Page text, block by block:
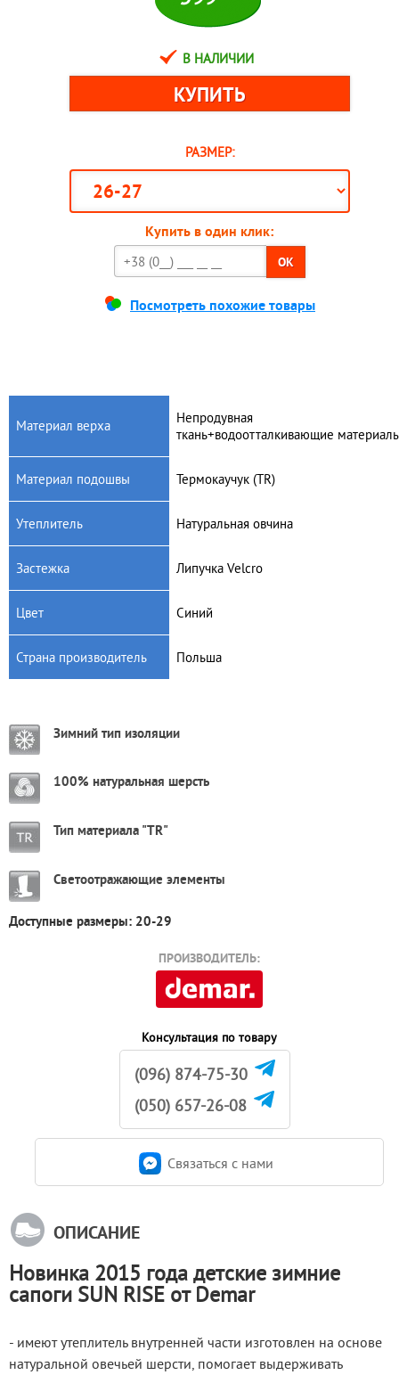
В НАЛИЧИИ
РАЗМЕР:
Купить в один клик:
OK
Посмотреть похожие товары
Материал верха
Непродувная
ткань+водоотталкивающие
Материал подошвы Термокаучук (TR)
Утеплитель Натуральная овчина
Застежка Липучка Velcro
Цвет Синий
Страна производитель Польша
Зимний тип изоляции
100% натуральная шерсть
Тип материала "TR"
Светоотражающие элементы
Доступные размеры: 20-29
ПРОИЗВОДИТЕЛЬ:
Консультация по товару
(096) 874-75-30
(050) 657-26-08
Связаться c нами
ОПИСАНИЕ
Новинка 2015 года детские зимние
сапоги SUN RISE от Demar
- имеют утеплитель внутренней части изготовлен на основе
натуральной овечьей шерсти, помогает выдерживать